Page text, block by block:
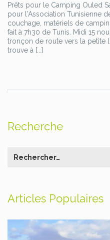
Prêts pour le Camping Ouled
pour l'Association Tunisienne
couchage, matériels de
fait à 7h30 de Tunis. Midi 15
tronçon de route vers la petite
trouve à [...]
Recherche
Articles Populaires